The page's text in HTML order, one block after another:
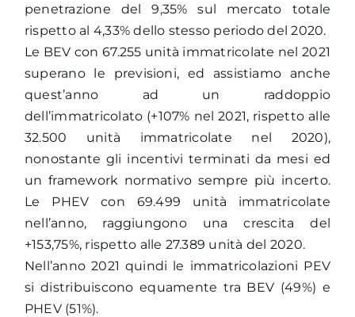
penetrazione del 9,35% sul mercato totale
rispetto al 4,33% dello stesso periodo del 2020.
Le BEV con 67.255 unità immatricolate nel 2021
superano le previsioni, ed assistiamo anche
quest’anno ad un raddoppio
dell’immatricolato (+107% nel 2021, rispetto alle
32.500 unità immatricolate nel 2020),
nonostante gli incentivi terminati da mesi ed
un framework normativo sempre più incerto.
Le PHEV con 69.499 unità immatricolate
nell’anno, raggiungono una crescita del
+153,75%, rispetto alle 27.389 unità del 2020.
Nell’anno 2021 quindi le immatricolazioni PEV
si distribuiscono equamente tra BEV (49%) e
PHEV (51%).